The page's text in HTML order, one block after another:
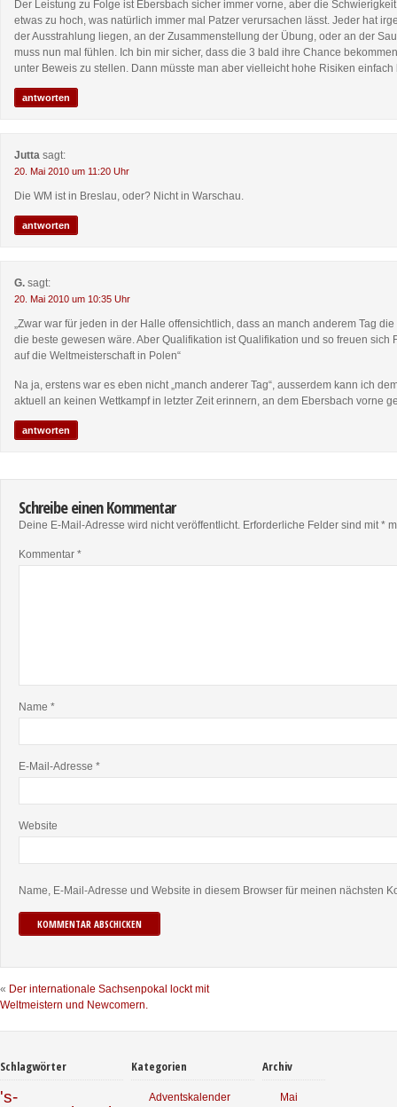
Der Leistung zu Folge ist Ebersbach sicher immer vorne, aber die
etwas zu hoch, was natürlich immer mal Patzer verursachen lässt. Jeder hat
der Ausstrahlung liegen, an der Zusammenstellung der Übung, oder an der
muss nun mal fühlen. Ich bin mir sicher, dass die 3 bald ihre Chance
unter Beweis zu stellen. Dann müsste man aber vielleicht hohe Risiken einfach
antworten
Jutta sagt:
20. Mai 2010 um 11:20 Uhr
Die WM ist in Breslau, oder? Nicht in Warschau.
antworten
G. sagt:
20. Mai 2010 um 10:35 Uhr
„Zwar war für jeden in der Halle offensichtlich, dass an manch anderem Tag
die beste gewesen wäre. Aber Qualifikation ist Qualifikation und so freuen sich
auf die Weltmeisterschaft in Polen“
Na ja, erstens war es eben nicht „manch anderer Tag“, ausserdem kann ich
aktuell an keinen Wettkampf in letzter Zeit erinnern, an dem Ebersbach vorne
antworten
Schreibe einen Kommentar
Deine E-Mail-Adresse wird nicht veröffentlicht. Erforderliche Felder sind mit*
Kommentar *
Name *
E-Mail-Adresse *
Website
Name, E-Mail-Adresse und Website in diesem Browser für meinen nächsten
« Der internationale Sachsenpokal lockt mit
Weltmeistern und Newcomern.
Schlagwörter
's-
Kategorien
Adventskalender
Archiv
Mai